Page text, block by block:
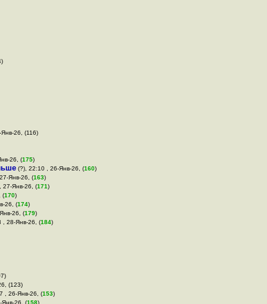
26, (116)
26, (175)
(?), 22:10 , 26-Янв-26, (160)
Янв-26, (163)
27-Янв-26, (171)
(170)
26, (174)
26, (179)
, 28-Янв-26, (184)
(123)
, 26-Янв-26, (153)
Янв-26, (158)